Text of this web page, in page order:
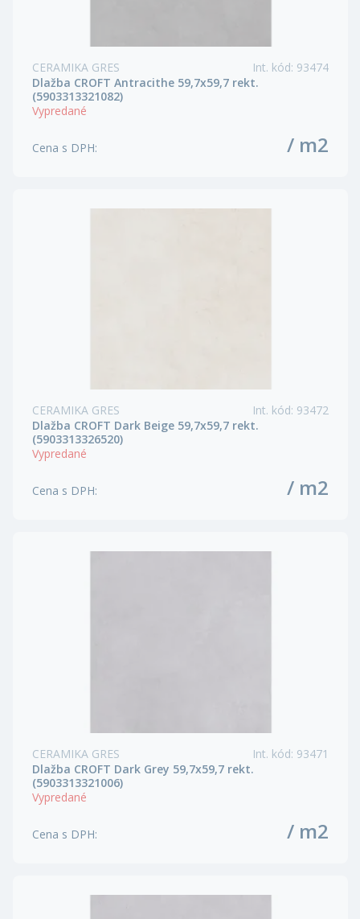
CERAMIKA GRES Int. kód: 93474
Dlažba CROFT Antracithe 59,7x59,7 rekt.
(5903313321082)
Vypredané
Cena s DPH: / m2
CERAMIKA GRES Int. kód: 93472
Dlažba CROFT Dark Beige 59,7x59,7 rekt.
(5903313326520)
Vypredané
Cena s DPH: / m2
CERAMIKA GRES Int. kód: 93471
Dlažba CROFT Dark Grey 59,7x59,7 rekt.
(5903313321006)
Vypredané
Cena s DPH: / m2